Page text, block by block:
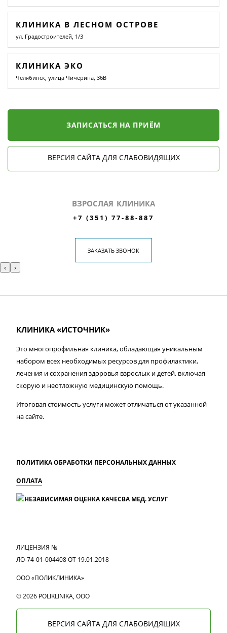
КЛИНИКА В ЛЕСНОМ ОСТРОВЕ
ул. Градостроителей, 1/3
КЛИНИКА ЭКО
Челябинск, улица Чичерина, 36В
ЗАПИСАТЬСЯ НА ПРИЁМ
ВЕРСИЯ САЙТА ДЛЯ СЛАБОВИДЯЩИХ
ВЗРОСЛАЯ КЛИНИКА
+7 (351) 77-88-887
ЗАКАЗАТЬ ЗВОНОК
‹ ›
КЛИНИКА «ИСТОЧНИК»
Это многопрофильная клиника, обладающая уникальным
набором всех необходимых ресурсов для профилактики,
лечения и сохранения здоровья взрослых и детей, включая
скорую и неотложную медицинскую помощь.
Итоговая стоимость услуги может отличаться от указанной
на сайте.
ПОЛИТИКА ОБРАБОТКИ ПЕРСОНАЛЬНЫХ ДАННЫХ
ОПЛАТА
ЛИЦЕНЗИЯ №
ЛО-74-01-004408 ОТ 19.01.2018
ООО «ПОЛИКЛИНИКА»
© 2026 POLIKLINIKA, OOO
ВЕРСИЯ САЙТА ДЛЯ СЛАБОВИДЯЩИХ